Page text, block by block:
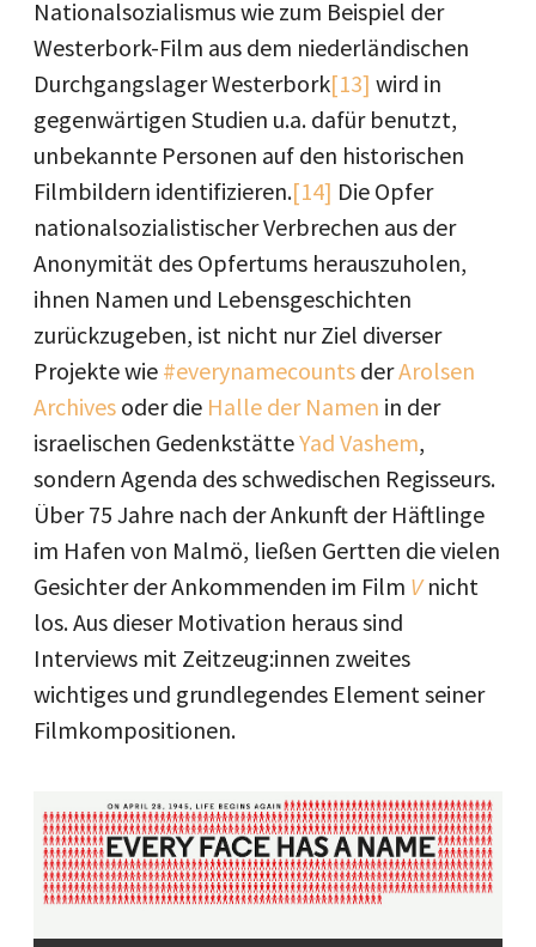
Nationalsozialismus wie zum Beispiel der
Westerbork-Film aus dem niederländischen
Durchgangslager Westerbork[13] wird in
gegenwärtigen Studien u.a. dafür benutzt,
unbekannte Personen auf den historischen
Filmbildern identifizieren.[14] Die Opfer
nationalsozialistischer Verbrechen aus der
Anonymität des Opfertums herauszuholen,
ihnen Namen und Lebensgeschichten
zurückzugeben, ist nicht nur Ziel diverser
Projekte wie #everynamecounts derArolsen
Archives oder die Halle der Namen in der
israelischen GedenkstätteYad Vashem,
sondern Agenda des schwedischen Regisseurs.
Über 75 Jahre nach der Ankunft der Häftlinge
im Hafen von Malmö, ließen Gertten die vielen
Gesichter der Ankommenden im Film V nicht
los. Aus dieser Motivation heraus sind
Interviews mit Zeitzeug:innen zweites
wichtiges und grundlegendes Element seiner
Filmkompositionen.